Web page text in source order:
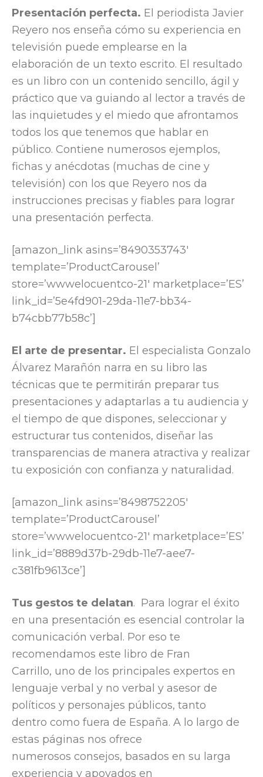
Presentación perfecta. El periodista Javier
Reyero nos enseña cómo su experiencia en
televisión puede emplearse en la
elaboración de un texto escrito. El resultado
es un libro con un contenido sencillo, ágil y
práctico que va guiando al lector a través de
las inquietudes y el miedo que afrontamos
todos los que tenemos que hablar en
público. Contiene numerosos ejemplos,
fichas y anécdotas (muchas de cine y
televisión) con los que Reyero nos da
instrucciones precisas y fiables para lograr
una presentación perfecta.
[amazon_link asins=’8490353743′
template=’ProductCarousel’
store=’wwwelocuentco-21′ marketplace=’ES’
link_id=’5e4fd901-29da-11e7-bb34-
b74cbb77b58c’]
El arte de presentar. El especialista Gonzalo
Álvarez Marañón narra en su libro las
técnicas que te permitirán preparar tus
presentaciones y adaptarlas a tu audiencia y
el tiempo de que dispones, seleccionar y
estructurar tus contenidos, diseñar las
transparencias de manera atractiva y realizar
tu exposición con confianza y naturalidad.
[amazon_link asins=’8498752205′
template=’ProductCarousel’
store=’wwwelocuentco-21′ marketplace=’ES’
link_id=’8889d37b-29db-11e7-aee7-
c381fb9613ce’]
Tus gestos te delatan. Para lograr el éxito
en una presentación es esencial controlar la
comunicación verbal. Por eso te
recomendamos este libro de Fran
Carrillo, uno de los principales expertos en
lenguaje verbal y no verbal y asesor de
políticos y personajes públicos, tanto
dentro como fuera de España. A lo largo de
estas páginas nos ofrece
numerosos consejos, basados en su larga
experiencia y apoyados en